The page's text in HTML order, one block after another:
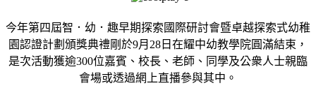
今年第四屆智．幼．趣早期探索國際研討會暨卓越探索式幼稚
園認證計劃頒獎典禮剛於9月28日在耀中幼教學院圓滿結束，
是次活動獲逾300位嘉賓、校長、老師、同學及公衆人士親臨
會場或透過網上直播參與其中。